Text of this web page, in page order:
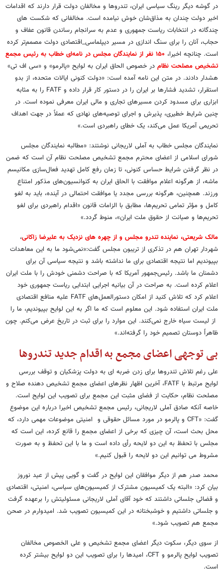
در گوشه دیگر رینگ سیاسی ایران، تندروها و مخالفان دولت قرار دارند که اقدامات
اخیر دولت چندان به مذاق‌شان خوش نیامده است. مخالفانی که شکست های
چندگانه در انتخابات ریاست جمهوری و عدم به سرانجام رساندن قانون عفاف و
حجاب، آنان را برای سنگ اندازی در مسیر دیپلماسی_اقتصادی دولت مصمم‌تر کرده
است. چنانچه اخیرا،
۱۵۰ نفر از نمایندگان مجلس در نامه‌ای خطاب به رئیس مجمع
تشخیص مصلحت نظام در خصوص الحاق ایران به لوایح «پالرمو» و «سی اف تی»
هشدار دادند. در متن این نامه آمده است: «دولت کنونی ایالات متحده، از بدو
استقرار، تشدید فشارها بر ایران را در دستور کار قرار داده و FATF را به مثابه
ابزاری برای مسدود کردن مسیرهای تجاری و مالی ایران معرفی نموده است. در
چنین شرایط خطیری، پذیرش و اجرای توصیه‌های نهادی که عملاً در جهت اهداف
تحریمی آمریکا عمل می‌کند، یک خطای راهبردی است.»
نمایندگان مجلس خطاب به آملی لاریجانی نوشتند: «مطالبه نمایندگان مجلس
شورای اسلامی از اعضای محترم مجمع تشخیص مصلحت نظام آن است که ضمن
در نظر گرفتن شرایط حساس کنونی، تا زمان رفع کامل تهدید فعال‌سازی مکانیسم
ماشه، از هرگونه اعلام موافقت با الحاق ایران به کنوانسیون‌های مذکور امتناع
ورزند. همچنین، هرگونه بررسی مجدد یا موافقت احتمالی در آینده، باید به لغو
کامل و مؤثر تمامی تحریم‌ها، مطابق با الزامات قانون «اقدام راهبردی برای لغو
تحریم‌ها و صیانت از حقوق ملت ایران»، منوط گردد.»
مالک شریعتی، نماینده تندرو مجلس و از چهره های نزدیک به علیرضا زاکانی،
شهردار تهران هم در تذکری از تریبون مجلس گفت:«نمی‌شود ما به این معاهدات
بپیوندیم اما نتیجه اقتصادی برای ما نداشته باشد و نتیجه سیاسی آن برای
دشمنان ما باشد. رئیس‌جمهور آمریکا که با صراحت دشمنی خودش را با ملت ایران
اعلام کرده است. به صراحت در آن بیانیه اجرایی ابتدایی ریاست جمهوری خود
اعلام کرد که تلاش کنید از امکان دستورالعمل‌های FATF علیه منافع اقتصادی
ملت ایران استفاده شود. این معلوم است که ما اگر به این لوایح بپیوندیم، ما را
از لیست سیاه خارج نمی‌کنند. این موارد را برای ثبت در تاریخ عرض می‌کنم. چون
ظاهراً دوستان تصمیم خود را گرفته‌اند.»
بی توجهی اعضای مجمع به اقدام جدید تندروها
علی رغم تلاش تندروها برای زدن ضربه ای به دولت پزشکیان و توقف بررسی
لوایح مرتبط با FATF، آخرین اظهار نظرهای اعضای مجمع تشخیص دهنده صلاح و
مصلحت نظام، حکایت از فضای مثبت این مجمع برای تصویب این لوایح است.
خاصه آنکه صادق آملی لاریجانی، رئیس مجمع تشخیص اخیرا درباره این موضوع
گفت: «CFT و پالرمو در مورد مسائل حقوقی و امنیتی موضوعات مهمی دارد، که
محل بحث است، آن چیزی که برخی از اعضای مجمع را قانع کرده، این است که
مجلس با تحفظ به این دو لایحه رأی داده است و ما با این تحفظ و به صورت
مشروط می توانیم این دو لایحه را قبول کنیم.»
محمد صدر هم از دیگر موافقان این لوایح در گفت و گویی پیش از عید نوروز
بیان کرد: «البته یک کمیسیون مشترک از کمیسیون‌های سیاسی، امنیتی، اقتصادی
و قضائی جلساتی داشتند که خود آقای آملی لاریجانی مسئولیتش را برعهده گرفت
و جلساتی داشتیم و خوشبختانه در این کمیسیون تصویب شد. امیدوارم در صحن
مجمع هم تصویب شود.»
از سوی دیگر، سکوت دیگر اعضای مجمع تشخیص و علی الخصوص مخالفان
تصویب لوایح پالرمو و CFT، امیدها را برای تصویب این دو لوایح بیشتر کرده
است.